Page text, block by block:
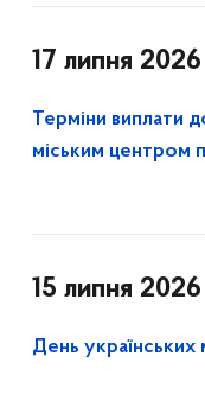
17 липня
Терміни виплати
міським центром
15 липня
День українських